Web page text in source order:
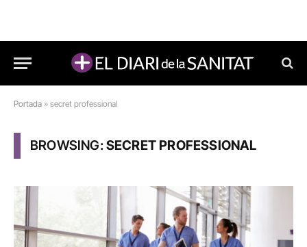
Portada » secret professional
BROWSING:SECRET PROFESSIONAL